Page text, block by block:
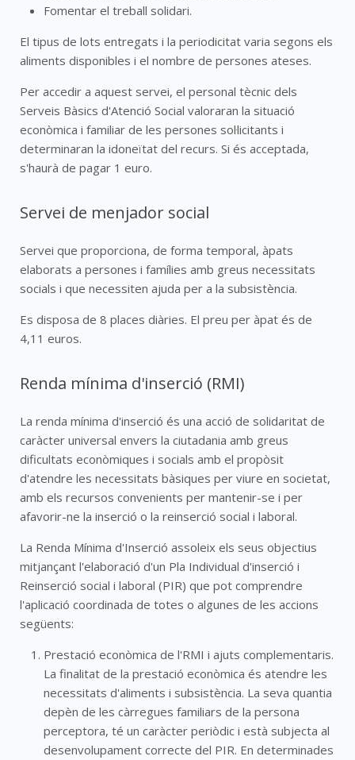
Fomentar el treball solidari.
El tipus de lots entregats i la periodicitat varia segons els
aliments disponibles i el nombre de persones ateses.
Per accedir a aquest servei, el personal tècnic dels
Serveis Bàsics d'Atenció Social valoraran la situació
econòmica i familiar de les persones sol·licitants i
determinaran la idoneïtat del recurs. Si és acceptada,
s'haurà de pagar 1 euro.
Servei de menjador social
Servei que proporciona, de forma temporal, àpats
elaborats a persones i famílies amb greus necessitats
socials i que necessiten ajuda per a la subsistència.
Es disposa de 8 places diàries. El preu per àpat és de
4,11 euros.
Renda mínima d'inserció (RMI)
La renda mínima d'inserció és una acció de solidaritat de
caràcter universal envers la ciutadania amb greus
dificultats econòmiques i socials amb el propòsit
d'atendre les necessitats bàsiques per viure en societat,
amb els recursos convenients per mantenir-se i per
afavorir-ne la inserció o la reinserció social i laboral.
La Renda Mínima d'Inserció assoleix els seus objectius
mitjançant l'elaboració d'un Pla Individual d'inserció i
Reinserció social i laboral (PIR) que pot comprendre
l'aplicació coordinada de totes o algunes de les accions
següents:
Prestació econòmica de l'RMI i ajuts complementaris.
La finalitat de la prestació econòmica és atendre les
necessitats d'aliments i subsistència. La seva quantia
depèn de les càrregues familiars de la persona
perceptora, té un caràcter periòdic i està subjecta al
desenvolupament correcte del PIR. En determinades